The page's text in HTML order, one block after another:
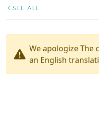
SEE ALL
We apologize The
an English